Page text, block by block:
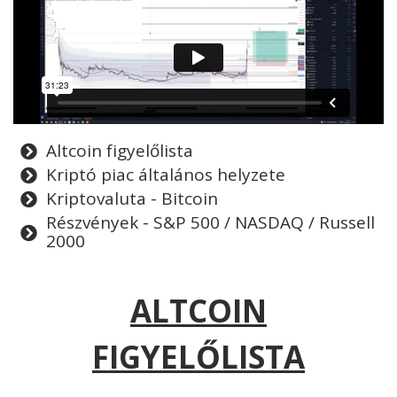
Altcoin figyelőlista
Kriptó piac általános helyzete
Kriptovaluta - Bitcoin
Részvények - S&P 500 / NASDAQ / Russell
2000
ALTCOIN
FIGYELŐLISTA